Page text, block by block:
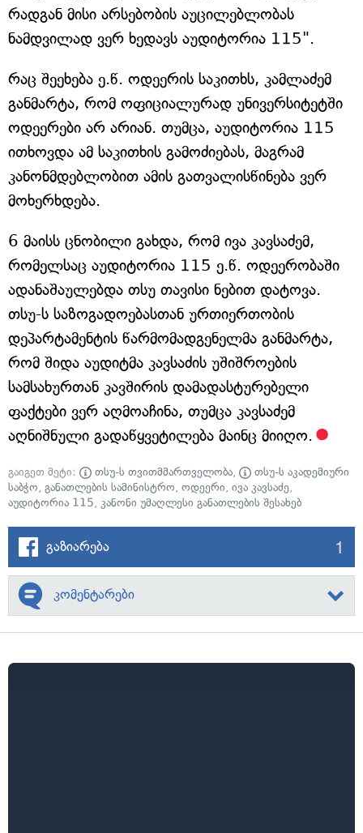
რადგან მისი არსებობის აუცილებლობას
ნამდვილად ვერ ხედავს აუდიტორია 115".
რაც შეეხება ე.წ. ოდეერის საკითხს, კამლაძემ
განმარტა, რომ ოფიციალურად უნივერსიტეტში
ოდეერები არ არიან. თუმცა, აუდიტორია 115
ითხოვდა ამ საკითხის გამოძიებას, მაგრამ
კანონმდებლობით ამის გათვალისწინება ვერ
მოხერხდება.
6 მაისს ცნობილი გახდა, რომ ივა კავსაძემ,
რომელსაც აუდიტორია 115 ე.წ. ოდეერობაში
ადანაშაულებდა თსუ თავისი ნებით დატოვა.
თსუ-ს საზოგადოებასთან ურთიერთობის
დეპარტამენტის წარმომადგენელმა განმარტა,
რომ შიდა აუდიტმა კავსაძის უშიშროების
სამსახურთან კავშირის დამადასტურებელი
ფაქტები ვერ აღმოაჩინა, თუმცა კავსაძემ
აღნიშნული გადაწყვეტილება მაინც მიიღო.
გაიგეთ მეტი: თსუ-ს თვითმმართველობა,
თსუ-ს აკადემიური
საბჭო, განათლების სამინისტრო, ოდეერი, ივა კავსაძე,
აუდიტორია 115, კანონი უმაღლესი განათლების შესახებ
გაზიარება 1
კომენტარები